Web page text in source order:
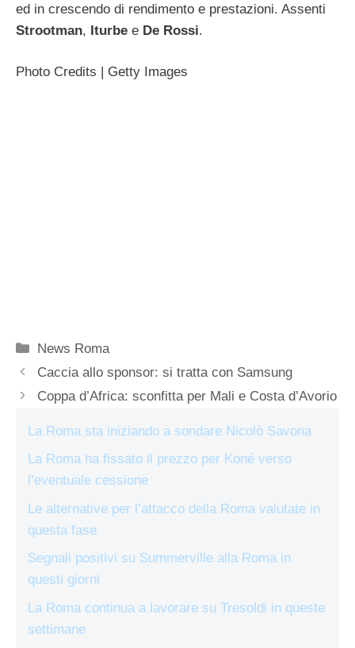
ed in crescendo di rendimento e prestazioni. Assenti
Strootman, Iturbe e De Rossi.
Photo Credits | Getty Images
Categorie
News Roma
Caccia allo sponsor: si tratta con Samsung
Coppa d’Africa: sconfitta per Mali e Costa d’Avorio
La Roma sta iniziando a sondare Nicolò Savona
La Roma ha fissato il prezzo per Koné verso
l’eventuale cessione
Le alternative per l’attacco della Roma valutate in
questa fase
Segnali positivi su Summerville alla Roma in
questi giorni
La Roma continua a lavorare su Tresoldi in queste
settimane